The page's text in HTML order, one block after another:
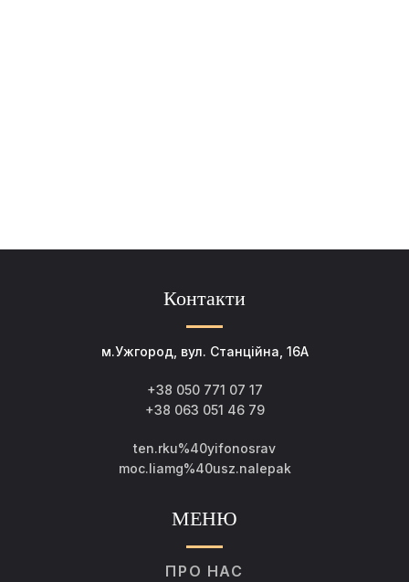
Контакти
м.Ужгород, вул. Станційна, 16А
+38 050 771 07 17
+38 063 051 46 79
ten.rku%40yifonosrav
moc.liamg%40usz.nalepak
МЕНЮ
ПРО НАС